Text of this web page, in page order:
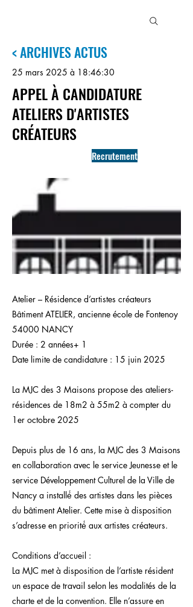
< ARCHIVES ACTUS
25 mars 2025 à 18:46:30
APPEL À CANDIDATURE
ATELIERS D'ARTISTES
CRÉATEURS
Recrutement
Atelier – Résidence d’artistes créateurs
Bâtiment ATELIER, ancienne école de Fontenoy
54000 NANCY
Durée : 2 années+ 1
Date limite de candidature : 15 juin 2025
La MJC des 3 Maisons propose des ateliers-
résidences de 18m2 à 55m2 à compter du
1er octobre 2025
Depuis plus de 16 ans, la MJC des 3 Maisons
en collaboration avec le service Jeunesse et le
service Développement Culturel de la Ville de
Nancy a installé́ des artistes dans les pièces
du bâtiment Atelier. Cette mise à disposition
s’adresse en priorité́ aux artistes créateurs.
Conditions d’accueil :
La MJC met à disposition de l’artiste résident
un espace de travail selon les modalités de la
charte et de la convention. Elle n’assure en